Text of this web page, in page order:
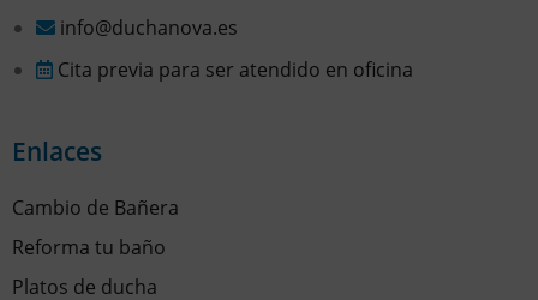
info@duchanova.es
Cita previa para ser atendido en oficina
Enlaces
Cambio de Bañera
Reforma tu baño
Platos de ducha